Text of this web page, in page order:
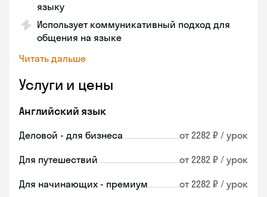
языку
Использует коммуникативный подход для
общения на языке
Читать дальше
Услуги и цены
Английский язык
Деловой - для бизнеса от 2282 ₽ / урок
Для путешествий от 2282 ₽ / урок
Для начинающих - премиум от 2282 ₽ / урок